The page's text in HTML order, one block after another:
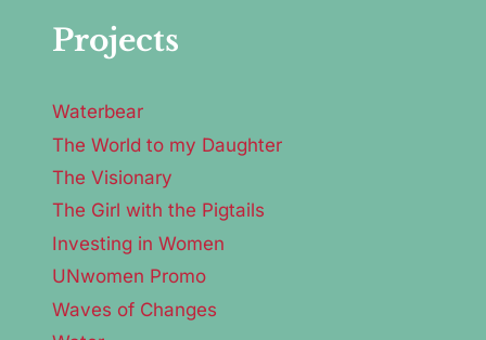
Projects
Waterbear
The World to my Daughter
The Visionary
The Girl with the Pigtails
Investing in Women
UNwomen Promo
Waves of Changes